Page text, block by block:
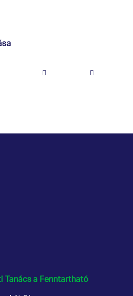
Tanácsa Fenntartható